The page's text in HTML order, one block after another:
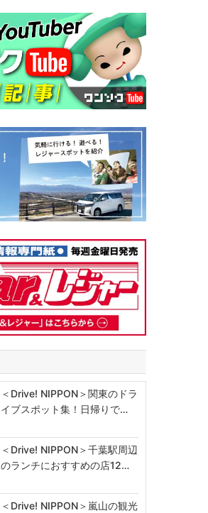
＜Drive! NIPPON＞関東のドラ
イブスポット集！日帰りで…
＜Drive! NIPPON＞千葉駅周辺
のランチにおすすめの店12…
＜Drive! NIPPON＞嵐山の観光